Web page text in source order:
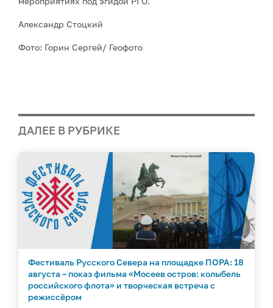
Александр Стоцкий
Фото: Горин Сергей/ Геофото
ДАЛЕЕ В РУБРИКЕ
Фестиваль Русского Севера на площадке ПОРА: 18
августа – показ фильма «Мосеев остров: колыбель
российского флота» и творческая встреча с
режиссёром